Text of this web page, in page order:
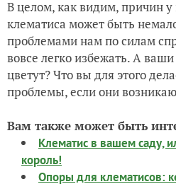
В целом, как видим, причин у
клематиса может быть
проблемами нам по силам
вовсе легко избежать. А
цветут? Что вы для этого
проблемы, если они
Вам также может быть
Клематис в вашем саду,
король!
Опоры для клематисов: